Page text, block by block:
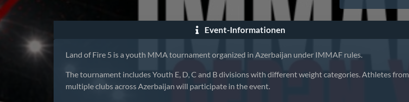
Event-Informationen
Land of Fire 5 is a youth MMA tournament organized in Azerbaijan under IMMAF rules.
The tournament includes Youth E, D, C and B divisions with different weight categories. Athletes from
multiple clubs across Azerbaijan will participate in the event.